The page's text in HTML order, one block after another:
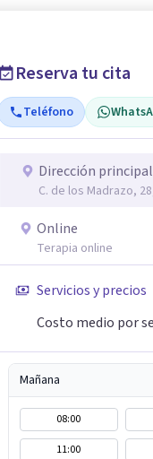
Reserva tu cita
Teléfono
Dirección principal
C. de los Madrazo,
Online
Terapia online
Servicios y precios
Costo medio por
Mañana
08:00
11:00